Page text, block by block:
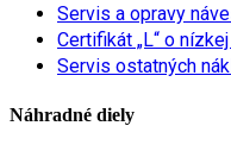
Servis a opravy
Certifikát „L“ o
Servis ostatných
Náhradné diely